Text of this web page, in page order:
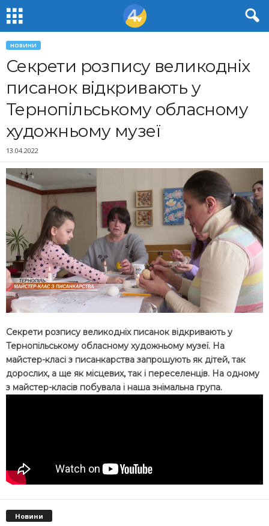
НОВИНИ
Секрети розпису великодніх
писанок відкривають у
Тернопільському обласному
художньому музеї
13.04.2022
Секрети розпису великодніх писанок відкривають у
Тернопільському обласному художньому музеї. На
майстер-класі з писанкарства запрошують як дітей, так
дорослих, а ще як місцевих, так і переселенців. На одному
з майстер-класів побувала і наша знімальна група.
Новини